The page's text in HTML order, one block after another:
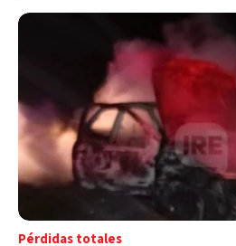
Pérdidas totales